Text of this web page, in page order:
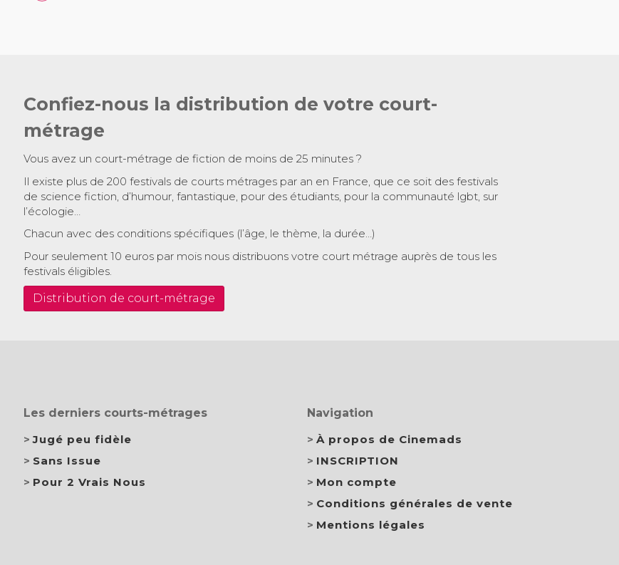
Confiez-nous la distribution de votre court-
métrage
Vous avez un court-métrage de fiction de moins de 25 minutes ?
Il existe plus de 200 festivals de courts métrages par an en France, que ce soit des festivals
de science fiction, d’humour, fantastique, pour des étudiants, pour la communauté lgbt, sur
l’écologie…
Chacun avec des conditions spécifiques (l’âge, le thème, la durée…)
Pour seulement 10 euros par mois nous distribuons votre court métrage auprès de tous les
festivals éligibles.
Distribution de court-métrage
Les derniers courts-métrages
Jugé peu fidèle
Sans Issue
Pour 2 Vrais Nous
Navigation
À propos de Cinemads
INSCRIPTION
Mon compte
Conditions générales de vente
Mentions légales